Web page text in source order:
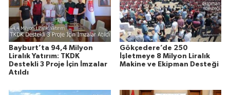
Bayburt’ta 94,4 Milyon
Liralık Yatırım: TKDK
Destekli 3 Proje İçin İmzalar
Atıldı
Gökçedere’de 250
İşletmeye 8 Milyon Liralık
Makine ve Ekipman Desteği